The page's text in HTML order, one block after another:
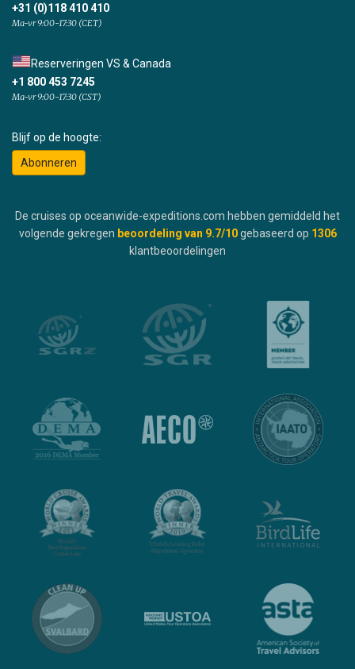
+31 (0)118 410 410
Ma-vr 9:00-17:30 (CET)
Reserveringen VS & Canada
+1 800 453 7245
Ma-vr 9:00-17:30 (CST)
Blijf op de hoogte:
Abonneren
De cruises op oceanwide-expeditions.com hebben gemiddeld het
volgende gekregen beoordeling van 9.7/10 gebaseerd op 1306
klantbeoordelingen